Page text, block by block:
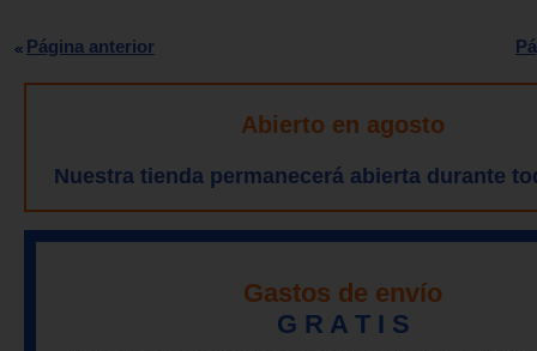
Página anterior
Abierto en agosto
Nuestra tienda permanecerá abierta durante
Gastos de envío
G R A T I S